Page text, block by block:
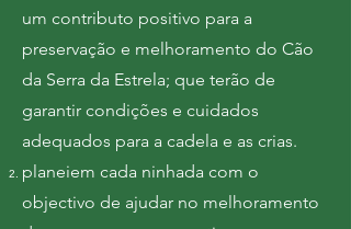
um contributo positivo para a
preservação e melhoramento do Cão
da Serra da Estrela; que terão de
garantir condições e cuidados
adequados para a cadela e as crias.
planeiem cada ninhada com o
objectivo de ajudar no melhoramento